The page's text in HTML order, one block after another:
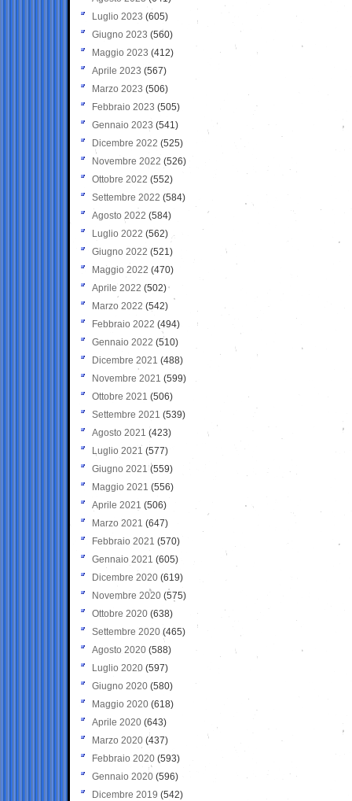
Luglio 2023 (605)
Giugno 2023 (560)
Maggio 2023 (412)
Aprile 2023 (567)
Marzo 2023 (506)
Febbraio 2023 (505)
Gennaio 2023 (541)
Dicembre 2022 (525)
Novembre 2022 (526)
Ottobre 2022 (552)
Settembre 2022 (584)
Agosto 2022 (584)
Luglio 2022 (562)
Giugno 2022 (521)
Maggio 2022 (470)
Aprile 2022 (502)
Marzo 2022 (542)
Febbraio 2022 (494)
Gennaio 2022 (510)
Dicembre 2021 (488)
Novembre 2021 (599)
Ottobre 2021 (506)
Settembre 2021 (539)
Agosto 2021 (423)
Luglio 2021 (577)
Giugno 2021(559)
Maggio 2021 (556)
Aprile 2021 (506)
Marzo 2021 (647)
Febbraio 2021 (570)
Gennaio 2021 (605)
Dicembre 2020 (619)
Novembre 2020 (575)
Ottobre 2020 (638)
Settembre 2020(465)
Agosto 2020 (588)
Luglio 2020 (597)
Giugno 2020 (580)
Maggio 2020 (618)
Aprile 2020 (643)
Marzo 2020 (437)
Febbraio 2020 (593)
Gennaio 2020 (596)
Dicembre 2019 (542)